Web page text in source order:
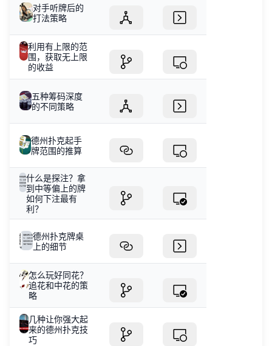
对手听牌后的
打法策略
利用有上限的范
围，获取无上限
的收益
五种筹码深度
的不同策略
德州扑克起手
牌范围的推算
什么是探注？拿
到中等偏上的牌
如何下注最有
利？
德州扑克牌桌
上的细节
怎么玩好同花？
追花和中花的策
略
几种让你强大起
来的德州扑克技
巧